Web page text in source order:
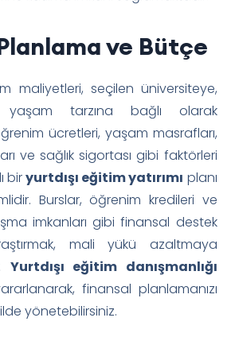
ve Bütçe
maliyetleri, seçilen üniversiteye,
tarzına bağlı olarak
ücretleri, yaşam masrafları,
ve sağlık sigortası gibi faktörleri
biryurtdışı eğitim yatırımı planı
Burslar, öğrenim kredileri ve
imkanları gibi finansal destek
mali yükü azaltmaya
Yurtdışı eğitim danışmanlığı
finansal planlamanızı
yönetebilirsiniz.